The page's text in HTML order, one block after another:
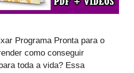
Programa Pronta para o
como conseguir
toda a vida? Essa